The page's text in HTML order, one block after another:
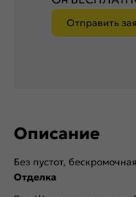
Отправить
Описание
Без пустот,
Отделка